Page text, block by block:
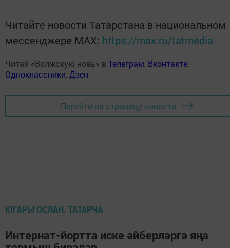
Читайте новости Татарстана в национальном
мессенджере MАХ: https://max.ru/tatmedia
Читай «Волжскую новь» в Телеграм, Вконтакте,
Одноклассники,Дзен
Перейти на страницу новости
ЮГАРЫ ОСЛАН. ТАТАРЧА
Интернат-йортта иске әйберләргә яңа